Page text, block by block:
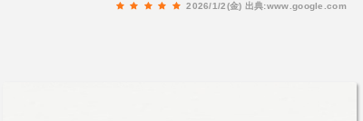
2026/1/2(金) 出典:www.google.com